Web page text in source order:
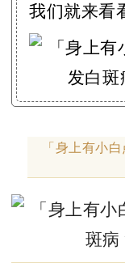
我们就来看
「身上有小